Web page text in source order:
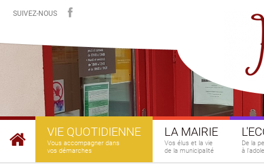
SUIVEZ-NOUS
VIE QUOTIDIENNE
Vous accompagner dans
vos démarches
LA MAIRIE
Vos élus et la vie
de la municipalité
De la
à